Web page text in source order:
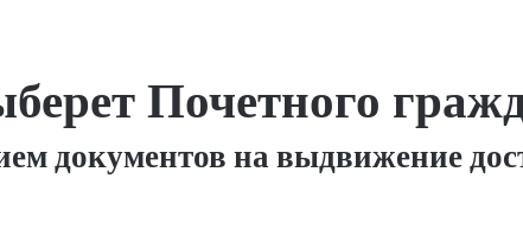
Почетного
документов на выдвижение